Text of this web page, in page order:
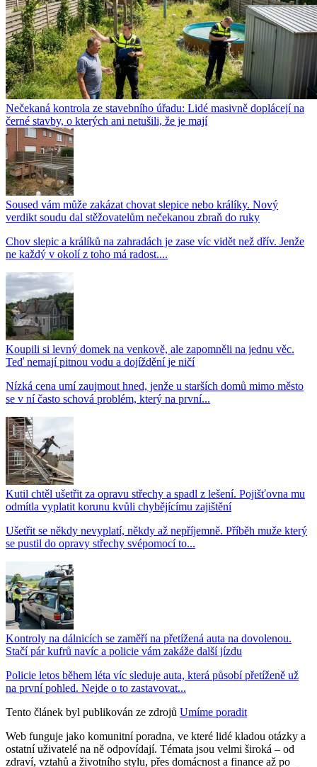
Nečekaná kontrola ze stavebního úřadu: Lidé masivně doplácejí na
černé stavby, o kterých ani netušili, že je mají
Soused vám může zakázat chovat slepice nebo králíky. Nový
verdikt soudu dal stěžovatelům nečekanou zbraň do ruky
Chov slepic a králíků na zahradách je zase víc vidět než dřív. Jenže
ne každý v okolí z toho má radost....
Koupili si levný domek na venkově, ale zapomněli na jednu věc.
Teď nemají pitnou vodu a dojíždění je ničí
Nízká cena umí zaujmout hned, jenže u starších domů mimo město
se v ní často schová problém, který na první...
Kutil chtěl ušetřit za opravu střechy a spadl z lešení. Pojišťovna mu
odmítla vyplatit korunu kvůli chybějícímu zajištění
Ušetřit se někdy nevyplatí, někdy až nepříjemně. Příběh muže který
se pustil do opravy střechy svépomocí to...
Kontroly na dálnicích se zaměří na přetížená auta na dovolenou.
Stačí pár kufrů navíc a policie vám zakáže další jízdu
Policie letos během léta víc sleduje auta, která působí přetíženě už
na první pohled. Nejde o to zastavovat...
Tento článek byl publikován ze zdrojů Umíme poradit
Web funguje jako komunitní poradna, ve které lidé kladou otázky a
ostatní uživatelé na ně odpovídají. Témata jsou velmi široká – od
zdraví, vztahů a životního stylu, přes domácnost a finance až po